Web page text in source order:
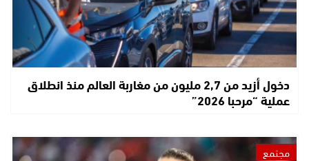
دخول أزيد من 2,7 مليون من مغاربة العالم منذ انطلاق
عملية “مرحبا 2026”
مجتمع